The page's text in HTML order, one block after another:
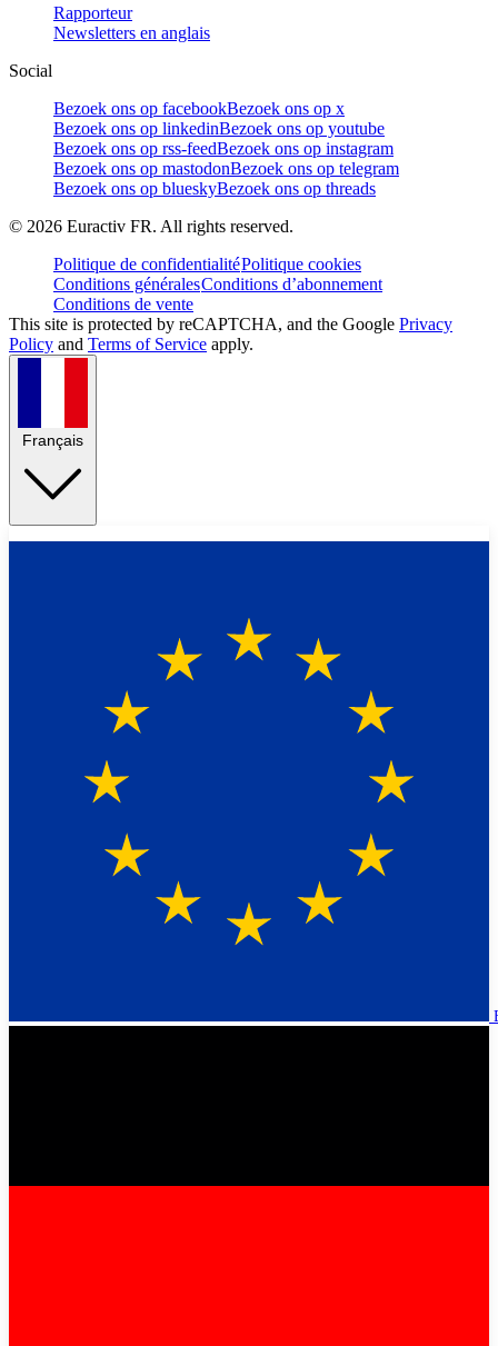
Rapporteur
Newsletters en anglais
Social
Bezoek ons op facebookBezoek ons op x
Bezoek ons op linkedinBezoek ons op youtube
Bezoek ons op rss-feedBezoek ons op instagram
Bezoek ons op mastodonBezoek ons op telegram
Bezoek ons op blueskyBezoek ons op threads
© 2026 Euractiv FR. All rights reserved.
Politique de confidentialitéPolitique cookies
Conditions généralesConditions d’abonnement
Conditions de vente
This site is protected by reCAPTCHA, and the Google Privacy
Policy and Terms of Service apply.
Français